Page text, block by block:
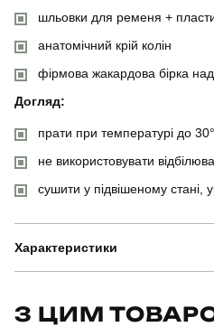
шльовки для ременя +
анатомічний крій колін
фірмова жакардова бірка
Догляд:
прати при температурі до
не використовувати
сушити у підвішеному стані,
Характеристики
З ЦИМ